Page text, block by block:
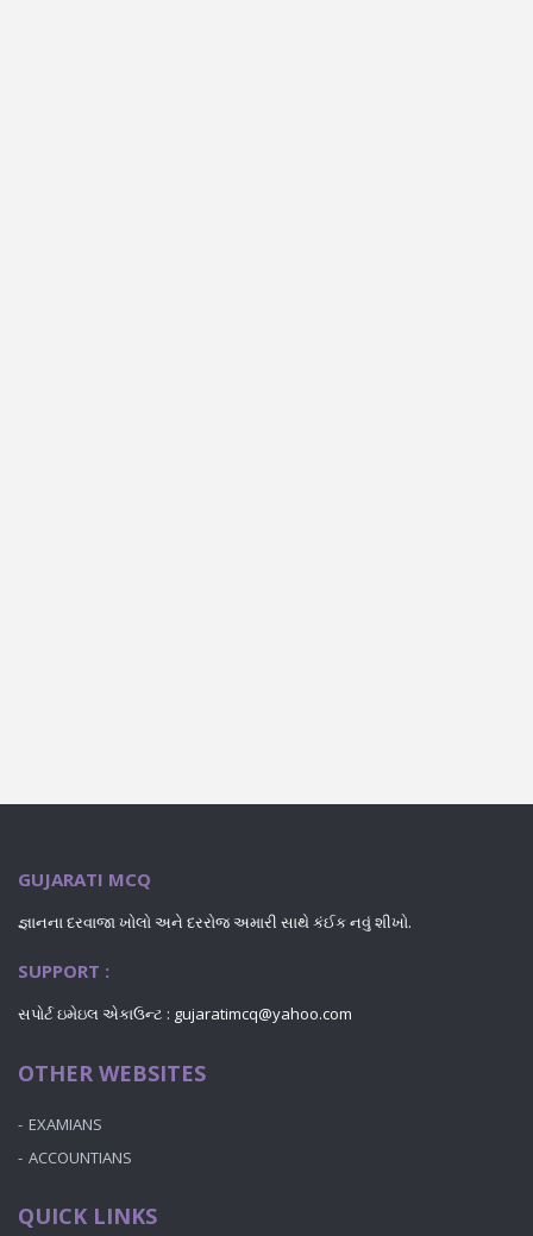
GUJARATI MCQ
જ્ઞાનના દરવાજા ખોલો અને દરરોજ અમારી સાથે કંઈક નવું શીખો.
SUPPORT :
સપોર્ટ ઇમેઇલ એકાઉન્ટ : gujaratimcq@yahoo.com
OTHER WEBSITES
EXAMIANS
ACCOUNTIANS
QUICK LINKS